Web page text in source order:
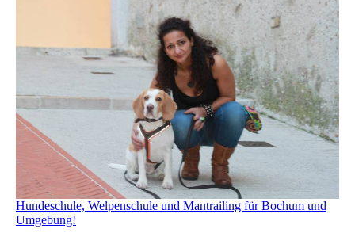
Hundeschule, Welpenschule und Mantrailing für Bochum und
Umgebung!